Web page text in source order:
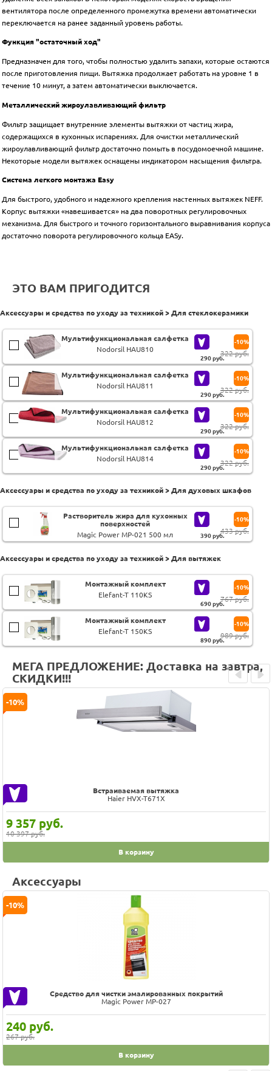
вентилятора после определенного промежутка времени автоматически
переключается на ранее заданный уровень работы.
Функция "остаточный ход"
Предназначен для того, чтобы полностью удалить запахи, которые остаются
после приготовления пищи. Вытяжка продолжает работать на уровне 1 в
течение 10 минут, а затем автоматически выключается.
Металлический жироулавливающий фильтр
Фильтр защищает внутренние элементы вытяжки от частиц жира,
содержащихся в кухонных испарениях. Для очистки металлический
жироулавливающий фильтр достаточно помыть в посудомоечной машине.
Некоторые модели вытяжек оснащены индикатором насыщения фильтра.
Система легкого монтажа Easy
Для быстрого, удобного и надежного крепления настенных вытяжек NEFF.
Корпус вытяжки «навешивается» на два поворотных регулировочных
механизма. Для быстрого и точного горизонтального выравнивания корпуса
достаточно поворота регулировочного кольца EASy.
ЭТО ВАМ ПРИГОДИТСЯ
Аксессуары и средства по уходу за техникой > Для стеклокерамики
Мультифункциональная салфетка
Nodorsil HAU810
290руб.
322 руб.
-10%
Мультифункциональная салфетка
Nodorsil HAU811
290руб.
322 руб.
-10%
Мультифункциональная салфетка
Nodorsil HAU812
290руб.
322 руб.
-10%
Мультифункциональная салфетка
Nodorsil HAU814
290руб.
322 руб.
-10%
Аксессуары и средства по уходу за техникой > Для духовых шкафов
Растворитель жира для кухонных
поверхностей
Magic Power MP-021 500 мл
390руб.
433 руб.
-10%
Аксессуары и средства по уходу за техникой > Для вытяжек
Монтажный комплект
Elefant-T 110KS
690руб.
767 руб.
-10%
Монтажный комплект
Elefant-T 150KS
890руб.
989 руб.
-10%
МЕГА ПРЕДЛОЖЕНИЕ: Доставка на завтра,
СКИДКИ!!!
Встраиваемая вытяжка
Haier HVX-T671X
9 357 руб.
10 397 руб.
-10%
В корзину
Prev Next
Аксессуары
Средство для чистки эмалированных покрытий
Magic Power MP-027
240 руб.
267 руб.
-10%
В корзину